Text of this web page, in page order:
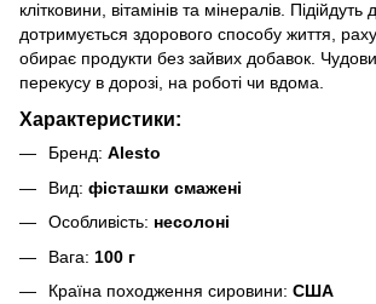
клітковини, вітамінів та мінералів. Підійдуть
дотримується здорового способу життя,
обирає продукти без зайвих добавок.
перекусу в дорозі, на роботі чи вдома.
Характеристики:
Бренд: Alesto
Вид: фісташки смажені
Особливість: несолоні
Вага: 100 г
Країна походження сировини: США